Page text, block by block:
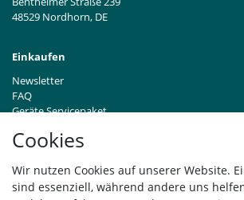
Cookies
Wir nutzen Cookies auf unserer Website.
sind essenziell, während andere uns
48529 Nordhorn, DE
Einkaufen
Newsletter
FAQ
Geräte Servicepaket
Händleranfragen B2B
Widerrufsrecht